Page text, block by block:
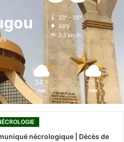
i
n
g
r
k
33º - 26º
48%
3.3 km/h
34 ℃
lun
35 ℃
mar
nécrologique | Décès de